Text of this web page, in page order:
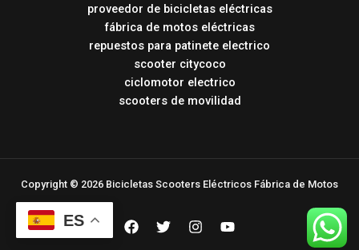
proveedor de bicicletas eléctricas
fábrica de motos eléctricas
repuestos para patinete electrico
scooter citycoco
ciclomotor electrico
scooters de movilidad
Copyright © 2026 Bicicletas Scooters Eléctricos Fábrica de Motos
ES